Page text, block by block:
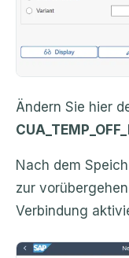
Ändern Sie hier
Nach dem
zur
Verbindung